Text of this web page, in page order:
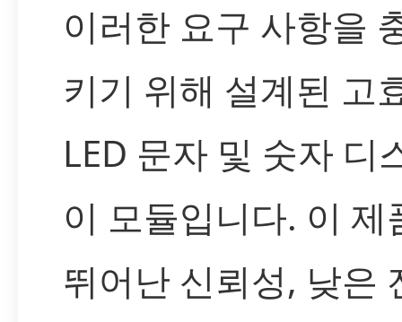
이러한 요구 사항을
키기 위해 설계된 고
LED 문자 및 숫자 디
이 모듈입니다. 이 제
뛰어난 신뢰성, 낮은